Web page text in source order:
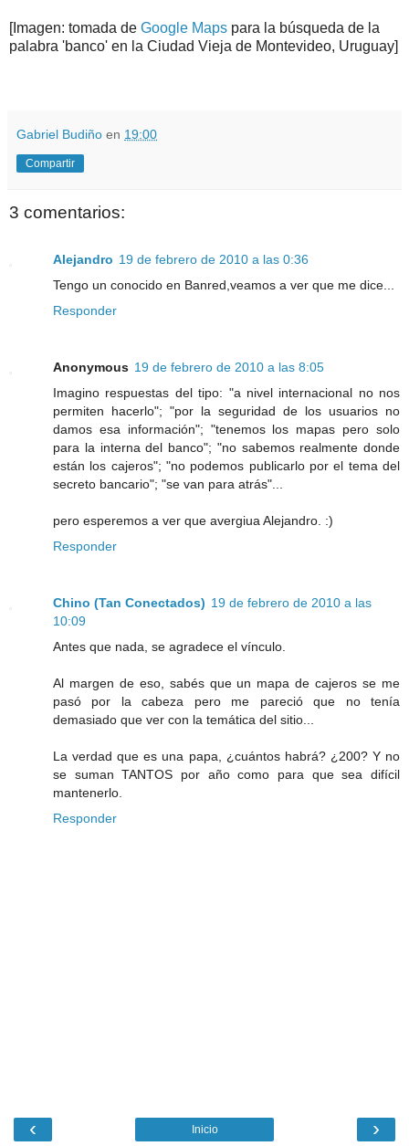
[Imagen: tomada de Google Maps para la búsqueda de la
palabra 'banco' en la Ciudad Vieja de Montevideo, Uruguay]
Gabriel Budiño en 19:00
Compartir
3 comentarios:
Alejandro 19 de febrero de 2010 a las 0:36
Tengo un conocido en Banred,veamos a ver que me dice...
Responder
Anonymous 19 de febrero de 2010 a las 8:05
Imagino respuestas del tipo: "a nivel internacional no nos
permiten hacerlo"; "por la seguridad de los usuarios no
damos esa información"; "tenemos los mapas pero solo
para la interna del banco"; "no sabemos realmente donde
están los cajeros"; "no podemos publicarlo por el tema del
secreto bancario"; "se van para atrás"...
pero esperemos a ver que avergiua Alejandro. :)
Responder
Chino (Tan Conectados) 19 de febrero de 2010 a las
10:09
Antes que nada, se agradece el vínculo.
Al margen de eso, sabés que un mapa de cajeros se me
pasó por la cabeza pero me pareció que no tenía
demasiado que ver con la temática del sitio...
La verdad que es una papa, ¿cuántos habrá? ¿200? Y no
se suman TANTOS por año como para que sea difícil
mantenerlo.
Responder
‹ ›
Inicio